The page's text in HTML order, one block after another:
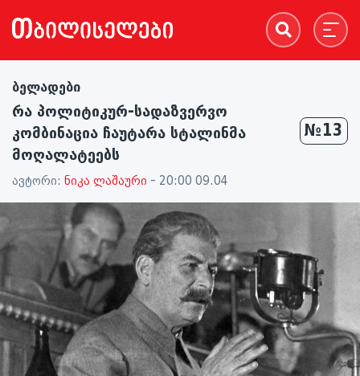
ბელადები
რა პოლიტიკურ-სადაზვერვო
კომბინაცია ჩაუტარა სტალინმა
მოღალატეებს
№13
ავტორი: ნიკა ლაშაური - 20:00 09.04